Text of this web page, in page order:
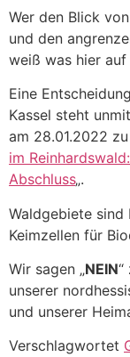
Wer den Blick
und den
weiß was hier
Eine
Kassel steht
am 28.01.2022
im
Abschluss„.
Waldgebiete
Keimzellen für
Wir sagen „NEIN“
unserer
und unserer
Verschlagwortet